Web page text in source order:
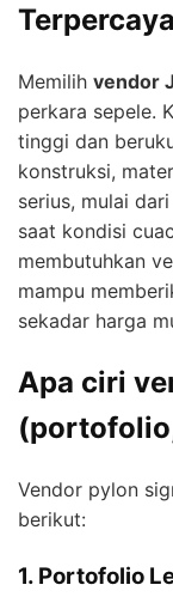
Memilih vendor
perkara sepele.
tinggi dan
konstruksi,
serius, mulai
saat kondisi
membutuhkan
mampu
sekadar harga
Apa ciri
Vendor pylon
berikut:
1. Portofolio